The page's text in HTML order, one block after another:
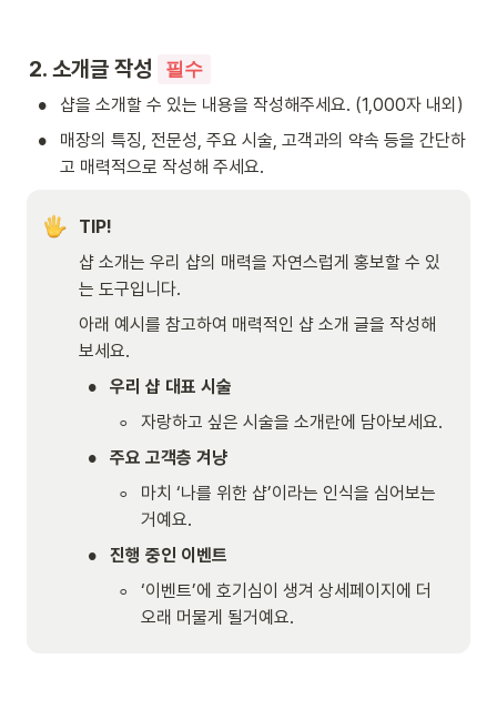
2. 소개글 작성 필수
• 샵을 소개할 수 있는 내용을 작성해주세요. (1,000자 내외)
•
매장의 특징, 전문성, 주요 시술, 고객과의 약속 등을 간단하
고 매력적으로 작성해 주세요.
TIP!
샵 소개는 우리 샵의 매력을 자연스럽게 홍보할 수 있
는 도구입니다.
아래 예시를 참고하여 매력적인 샵 소개 글을 작성해
보세요.
• 우리 샵 대표 시술
◦ 자랑하고 싶은 시술을 소개란에 담아보세요.
• 주요 고객층 겨냥
◦
마치 ‘나를 위한 샵’이라는 인식을 심어보는
거예요.
• 진행 중인 이벤트
◦
‘이벤트’에 호기심이 생겨 상세페이지에 더
오래 머물게 될거예요.